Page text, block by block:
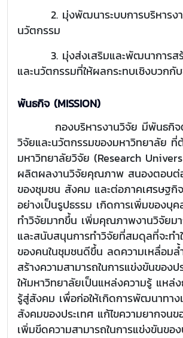
2. มุ่งพัฒนาระบบการบริหารงา
นวัตกรรม
3. มุ่งส่งเสริมและพัฒนาการสร้
และนวัตกรรมที่ให้ผลกระทบเชิงบวกกั
พันธกิจ (MISSION)
กองบริหารงานวิจัย มีพันธกิจต
วิจัยและนวัตกรรมของมหาวิทยาลัย
มหาวิทยาลัยวิจัย (Research
ผลิตผลงานวิจัยคุณภาพ สนองตอบต่
ของชุมชน สังคม และต่อภาคเศรษฐกิ
อย่างเป็นรูปธรรม เกิดการเพิ่มของบุ
ทำวิจัยมากขึ้น เพิ่มคุณภาพงานวิจัยม
และสนับสนุนการทำวิจัยที่สมดุลที่จะท
ของคนในชุมชนดีขึ้น ลดความเหลื่อมล้
สร้างความสามารถในการแข่งขันของ
ให้มหาวิทยาลัยเป็นแหล่งความรู้ แหล่
รู้สู่สังคม เพื่อก่อให้เกิดการพัฒนาทาง
สังคมของประเทศ แก้ไขความยากจนข
เพิ่มขีดความสามารถในการแข่งขันของ